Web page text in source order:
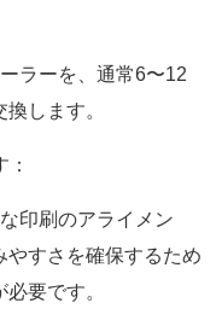
ラーを、通常6〜12
します。
印刷のアライメン
やすさを確保するため
要です。